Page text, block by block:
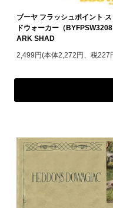
ブーヤ フラッシュポイント
ドウォーカー（
ARK SHAD
2,499円(本体2,272円、税227